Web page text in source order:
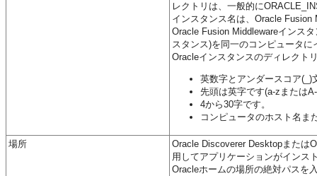
レクトリは、一般的に
インスタンス名は、Oracle
Oracle Fusion Middlewareインス
スタンス)を同一のコンピュータ
Oracleインスタンスのディレクト
英数字とアンダースコア(_)
先頭は英字です(a-zまたは
4から30字です。
コンピュータのホスト名ま
場所
Oracle Discoverer Desktopまたは
用してアプリケーションがインス
Oracleホームの場所の絶対パスを